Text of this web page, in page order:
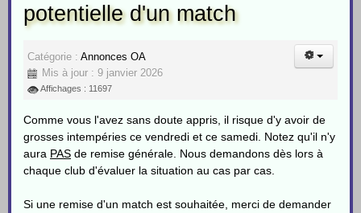
potentielle d'un match
Catégorie : Annonces OA
Mis à jour : 9 janvier 2026
Affichages : 11697
Comme vous l'avez sans doute appris, il risque d'y avoir de
grosses intempéries ce vendredi et ce samedi. Notez qu'il n'y
aura PAS de remise générale. Nous demandons dès lors à
chaque club d'évaluer la situation au cas par cas.
Si une remise d'un match est souhaitée, merci de demander